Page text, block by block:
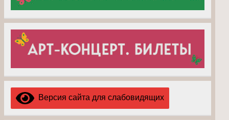
Версия сайта для слабовидящих